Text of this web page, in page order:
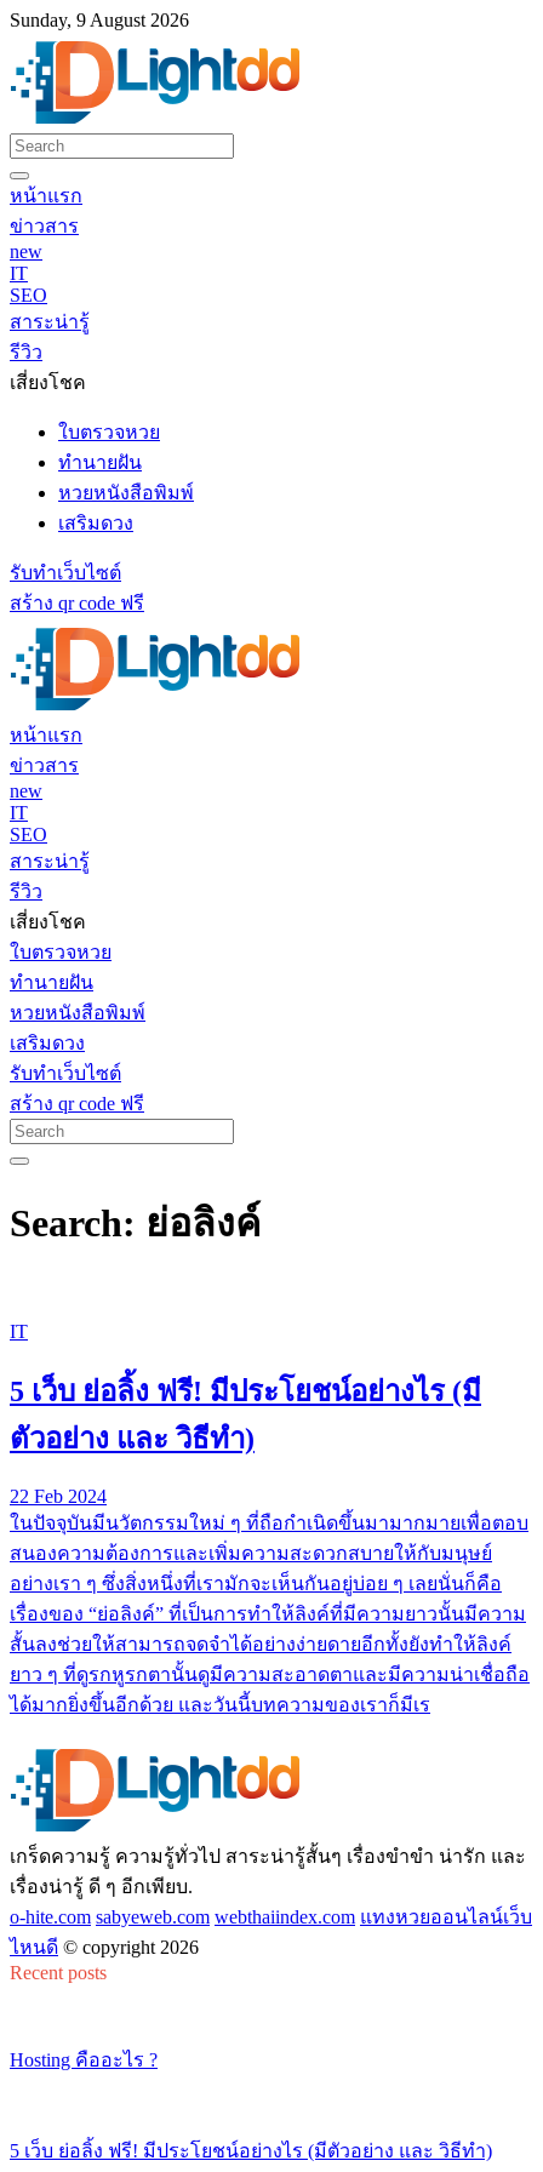
Sunday, 9 August 2026
หน้าแรก
ข่าวสาร
new
IT
SEO
สาระน่ารู้
รีวิว
เสี่ยงโชค
ใบตรวจหวย
ทำนายฝัน
หวยหนังสือพิมพ์
เสริมดวง
รับทำเว็บไซต์
สร้าง qr code ฟรี
หน้าแรก
ข่าวสาร
new
IT
SEO
สาระน่ารู้
รีวิว
เสี่ยงโชค
ใบตรวจหวย
ทำนายฝัน
หวยหนังสือพิมพ์
เสริมดวง
รับทำเว็บไซต์
สร้าง qr code ฟรี
Search: ย่อลิงค์
IT
5 เว็บ ย่อลิ้ง ฟรี! มีประโยชน์อย่างไร (มี
ตัวอย่าง และ วิธีทำ)
22 Feb 2024
ในปัจจุบันมีนวัตกรรมใหม่ ๆ ที่ถือกำเนิดขึ้นมามากมายเพื่อตอบ
สนองความต้องการและเพิ่มความสะดวกสบายให้กับมนุษย์
อย่างเรา ๆ ซึ่งสิ่งหนึ่งที่เรามักจะเห็นกันอยู่บ่อย ๆ เลยนั่นก็คือ
เรื่องของ “ย่อลิงค์” ที่เป็นการทำให้ลิงค์ที่มีความยาวนั้นมีความ
สั้นลงช่วยให้สามารถจดจำได้อย่างง่ายดายอีกทั้งยังทำให้ลิงค์
ยาว ๆ ที่ดูรกหูรกตานั้นดูมีความสะอาดตาและมีความน่าเชื่อถือ
ได้มากยิ่งขึ้นอีกด้วย และวันนี้บทความของเราก็มีเร
เกร็ดความรู้ ความรู้ทั่วไป สาระน่ารู้สั้นๆ เรื่องขำขำ น่ารัก และ
เรื่องน่ารู้ ดี ๆ อีกเพียบ.
o-hite.com sabyeweb.com webthaiindex.com แทงหวยออนไลน์เว็บ
ไหนดี © copyright 2026
Recent posts
Hosting คืออะไร ?
5 เว็บ ย่อลิ้ง ฟรี! มีประโยชน์อย่างไร (มีตัวอย่าง และ วิธีทำ)